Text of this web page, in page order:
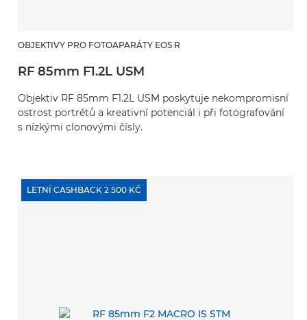
OBJEKTIVY PRO FOTOAPARÁTY EOS R
RF 85mm F1.2L USM
Objektiv RF 85mm F1.2L USM poskytuje nekompromisní
ostrost portrétů a kreativní potenciál i při fotografování
s nízkými clonovými čísly.
LETNÍ CASHBACK 2 500 KČ